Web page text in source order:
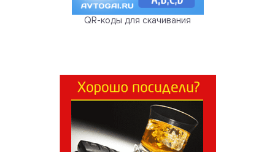
QR-коды для скачивания